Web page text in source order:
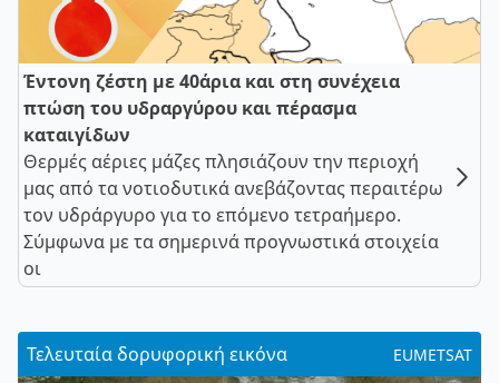
Έντονη ζέστη με 40άρια και στη συνέχεια
πτώση του υδραργύρου και πέρασμα
καταιγίδων
Θερμές αέριες μάζες πλησιάζουν την περιοχή
μας από τα νοτιοδυτικά ανεβάζοντας περαιτέρω
τον υδράργυρο για το επόμενο τετραήμερο.
Σύμφωνα με τα σημερινά προγνωστικά στοιχεία
οι
Τελευταία δορυφορική εικόνα EUMETSAT